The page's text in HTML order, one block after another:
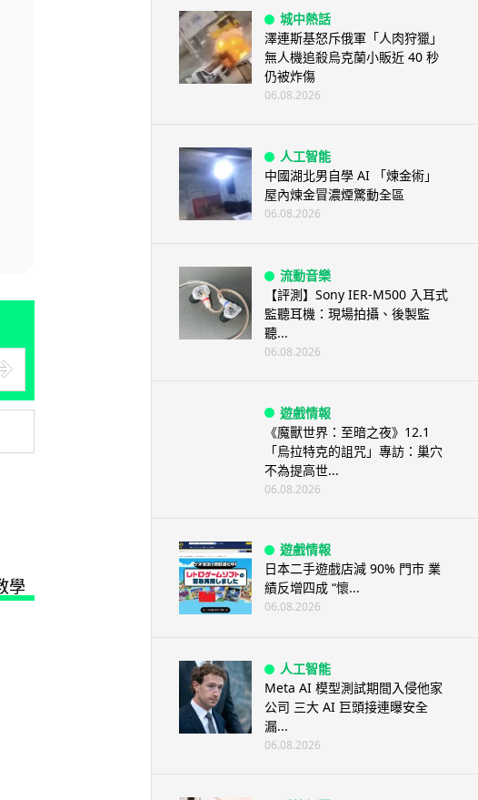
城中熱話
澤連斯基怒斥俄軍「人肉狩獵」
無人機追殺烏克蘭小販近 40 秒
仍被炸傷
06.08.2026
人工智能
中國湖北男自學 AI 「煉金術」
屋內煉金冒濃煙驚動全區
06.08.2026
流動音樂
【評測】Sony IER-M500 入耳式
監聽耳機：現場拍攝、後製監
聽...
06.08.2026
遊戲情報
《魔獸世界：至暗之夜》12.1
「烏拉特克的詛咒」專訪：巢穴
不為提高世...
06.08.2026
遊戲情報
日本二手遊戲店減 90% 門市 業
績反增四成 “懷...
06.08.2026
人工智能
Meta AI 模型測試期間入侵他家
公司 三大 AI 巨頭接連曝安全
漏...
06.08.2026